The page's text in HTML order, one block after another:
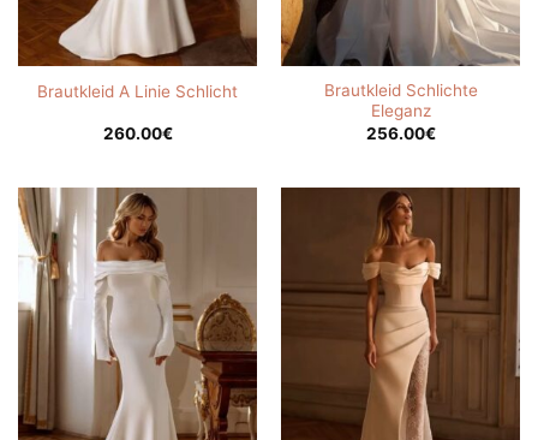
Brautkleid A Linie Schlicht
260.00€
Brautkleid Schlichte
Eleganz
256.00€